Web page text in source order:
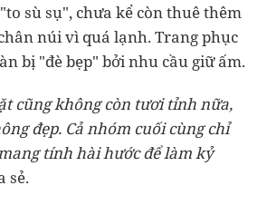
sù sụ", chưa kể còn thuê thêm
núi vì quá lạnh. Trang phục
bị "đè bẹp" bởi nhu cầu giữ ấm.
cũng không còn tươi tỉnh nữa,
đẹp. Cả nhóm cuối cùng chỉ
tính hài hước để làm kỷ
sẻ.